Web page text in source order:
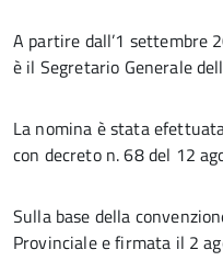
A partire dall’1 settembre
è il Segretario Generale
La nomina è stata
con decreto n. 68 del 12
Sulla base della
Provinciale e firmata il 2